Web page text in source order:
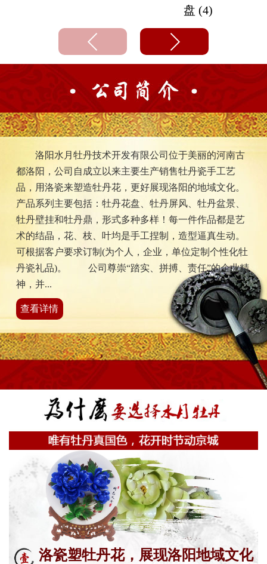
盘 (4)
洛阳水月牡丹技术开发有限公司位于美丽的河南古
都洛阳，公司自成立以来主要生产销售牡丹瓷手工艺
品，用洛瓷来塑造牡丹花，更好展现洛阳的地域文化。
产品系列主要包括：牡丹花盘、牡丹屏风、牡丹盆景、
牡丹壁挂和牡丹鼎，形式多种多样！每一件作品都是艺
术的结晶，花、枝、叶均是手工捏制，造型逼真生动。
可根据客户要求订制(为个人，企业，单位定制个性化牡
丹瓷礼品)。 公司尊崇“踏实、拼搏、责任”的企业精
神，并...
查看详情
洛瓷塑牡丹花，展现洛阳地域文化